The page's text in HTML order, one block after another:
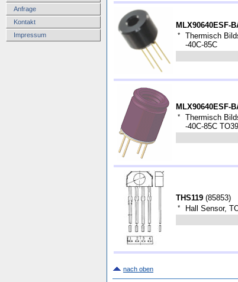
Anfrage
Kontakt
Impressum
MLX90640ESF-
*
Thermisch
-40C-85C
MLX90640ESF-
*
Thermisch
-40C-85C TO39
THS119 (85853)
*
Hall Sensor,
nach oben